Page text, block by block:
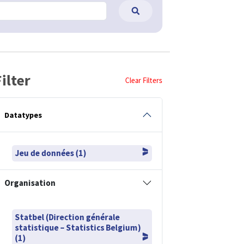
Clear Filters
Datatypes
Jeu de données (1)
Organisation
Statbel (Direction générale
statistique – Statistics Belgium)
(1)